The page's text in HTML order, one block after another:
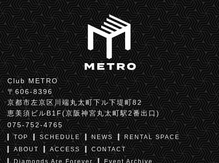
Club METRO
〒606-8396
京都市左京区川端丸太町下ル下堤町82
恵美須ビルB1F(京阪神宮丸太町駅2番出口)
075-752-4765
TOP SCHEDULE NEWS
RENTAL SPACE
ABOUT
ACCESS
CONTACT
Diamonds Are Forever
Event Archive